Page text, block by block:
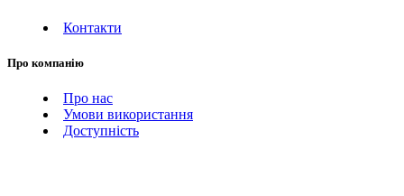
Контакти
Про компанію
Про нас
Умови використання
Доступність